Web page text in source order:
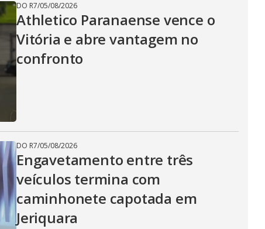
DO R7/05/08/2026
Athletico Paranaense vence o
Vitória e abre vantagem no
confronto
DO R7/05/08/2026
Engavetamento entre três
veículos termina com
caminhonete capotada em
Jeriquara